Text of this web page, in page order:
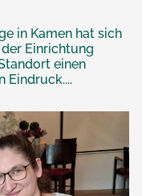
in Kamen hat sich
Einrichtung
einen
Eindruck....